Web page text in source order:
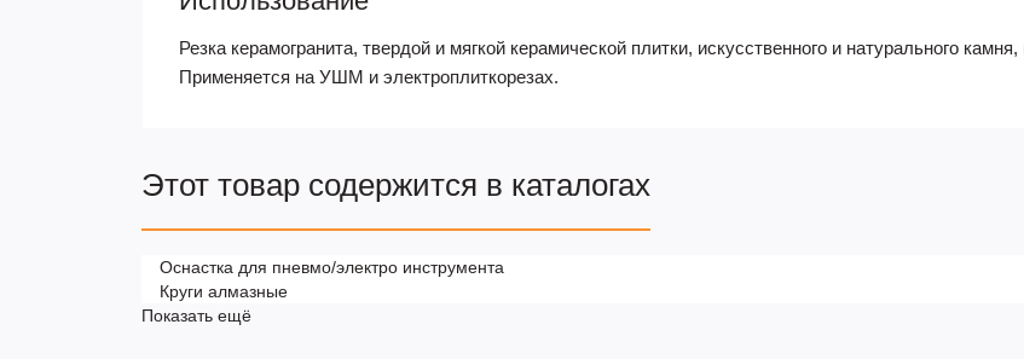
Резка керамогранита, твердой и мягкой керамической плитки, искусственного и натурального
Применяется на УШМ и электроплиткорезах.
Этот товар содержится в каталогах
Оснастка для пневмо/электро инструмента
Круги алмазные
Показать ещё